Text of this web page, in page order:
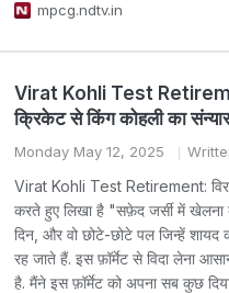
mpcg.ndtv.in
Virat Kohli Test
क्रिकेट से किंग कोहली का
Monday May 12, 2025
Virat Kohli Test Retirement:
करते हुए लिखा है "सफ़ेद जर्सी में खेलना
दिन, और वो छोटे-छोटे पल जिन्हें शायद
रह जाते हैं. इस फ़ॉर्मेट से विदा लेना
है. मैंने इस फ़ॉर्मेट को अपना सब कुछ